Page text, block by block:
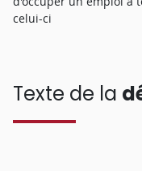
celui-ci
Texte de la